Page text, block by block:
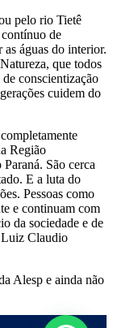
pelo rio Tietê
de
águas do interior.
que todos
conscientização
cuidem do
Região
São cerca
E a luta do
Pessoas como
e continuam com
da sociedade e de
Luiz Claudio
Alesp e ainda não